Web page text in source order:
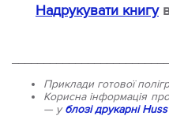
Надрукувати книгу
Приклади готової
Корисна інформація
— ублозі друкарні Huss